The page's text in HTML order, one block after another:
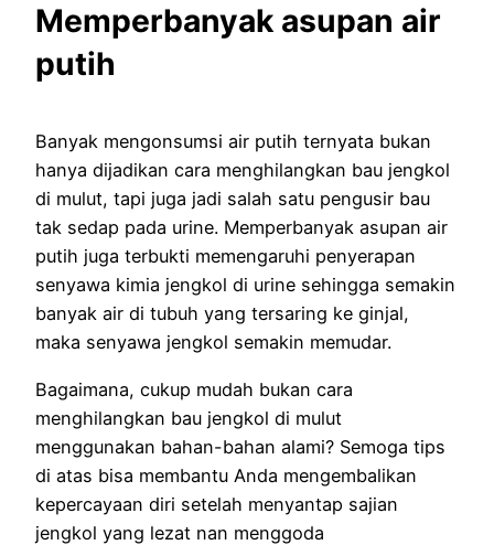
Memperbanyak asupan air
putih
Banyak mengonsumsi air putih ternyata bukan
hanya dijadikan cara menghilangkan bau jengkol
di mulut, tapi juga jadi salah satu pengusir bau
tak sedap pada urine. Memperbanyak asupan air
putih juga terbukti memengaruhi penyerapan
senyawa kimia jengkol di urine sehingga semakin
banyak air di tubuh yang tersaring ke ginjal,
maka senyawa jengkol semakin memudar.
Bagaimana, cukup mudah bukan cara
menghilangkan bau jengkol di mulut
menggunakan bahan-bahan alami? Semoga tips
di atas bisa membantu Anda mengembalikan
kepercayaan diri setelah menyantap sajian
jengkol yang lezat nan menggoda